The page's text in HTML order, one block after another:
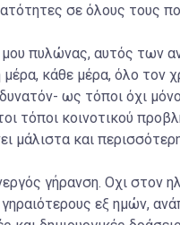
σε όλους τους
μου πυλώνας, αυτός των
κάθε μέρα, όλο τον
ως τόποι όχι
τόποι κοινοτικού
μάλιστα και
γήρανση. Οχι στον
εξ ημών,